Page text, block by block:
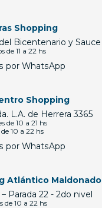
Shopping
Bicentenario y Sauce
de 11 a 22 hs
por WhatsApp
Shopping
L.A. de Herrera 3365
de 10 a 21 hs
10 a 22 hs
por WhatsApp
Atlántico Maldonado
Parada 22 - 2do nivel
de 10 a 22 hs